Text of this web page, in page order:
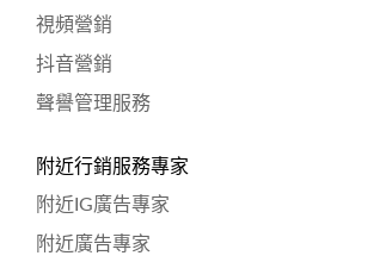
視頻營銷
抖音營銷
聲譽管理服務
附近行銷服務專家
附近IG廣告專家
附近廣告專家